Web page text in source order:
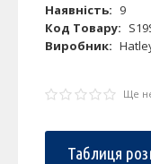
Наявність: 9
Код Товару:
Виробник:
Ще
Таблиця